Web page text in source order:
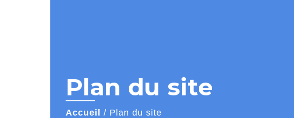
Plan du site
Accueil / Plan du site